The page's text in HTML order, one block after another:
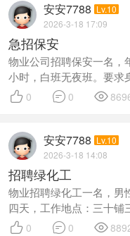
安安7788 Lv.10
2026-3-18 17:09
急招保安
物业公司招聘保安一名，
小时，白班无夜班。要求
 0  0 
安安7788 Lv.10
2026-3-18 14:08
招聘绿化工
物业招聘绿化工一名，男
四天，工作地点：三十铺
 0  0 